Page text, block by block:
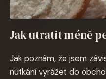
Jak utratit méně
Jak poznám, že jsem
nutkání vyrážet do